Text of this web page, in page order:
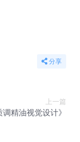
分享
上一篇
调精油视觉设计》